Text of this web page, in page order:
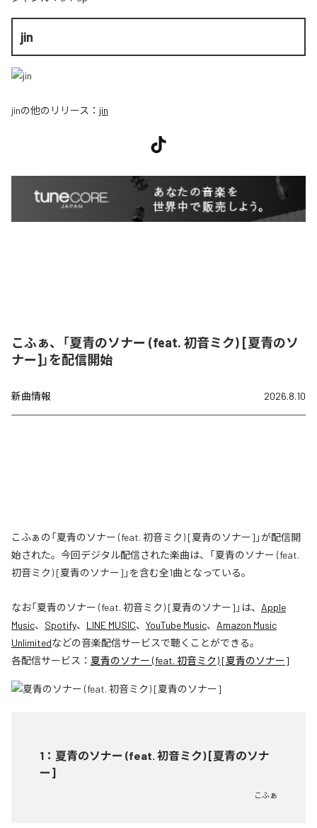
jin
jinの他のリリース： jin
こふぁ、「夏青のソナー (feat. 初音ミク) [夏青のソ
ナー]」を配信開始
新曲情報 2026.8.10
こふぁの「夏青のソナー (feat. 初音ミク) [夏青のソナー]」が配信開
始された。今回デジタル配信された楽曲は、「夏青のソナー (feat.
初音ミク) [夏青のソナー]」を含む全1曲となっている。
なお「夏青のソナー (feat. 初音ミク) [夏青のソナー] 」は、 Apple
Music、 Spotify、 LINE MUSIC、 YouTube Music、 Amazon Music
Unlimitedなどの音楽配信サービスで聴くことができる。
各配信サービス： 夏青のソナー (feat. 初音ミク) [夏青のソナー]
1 ： 夏青のソナー (feat. 初音ミク) [夏青のソナ
ー]
こふぁ